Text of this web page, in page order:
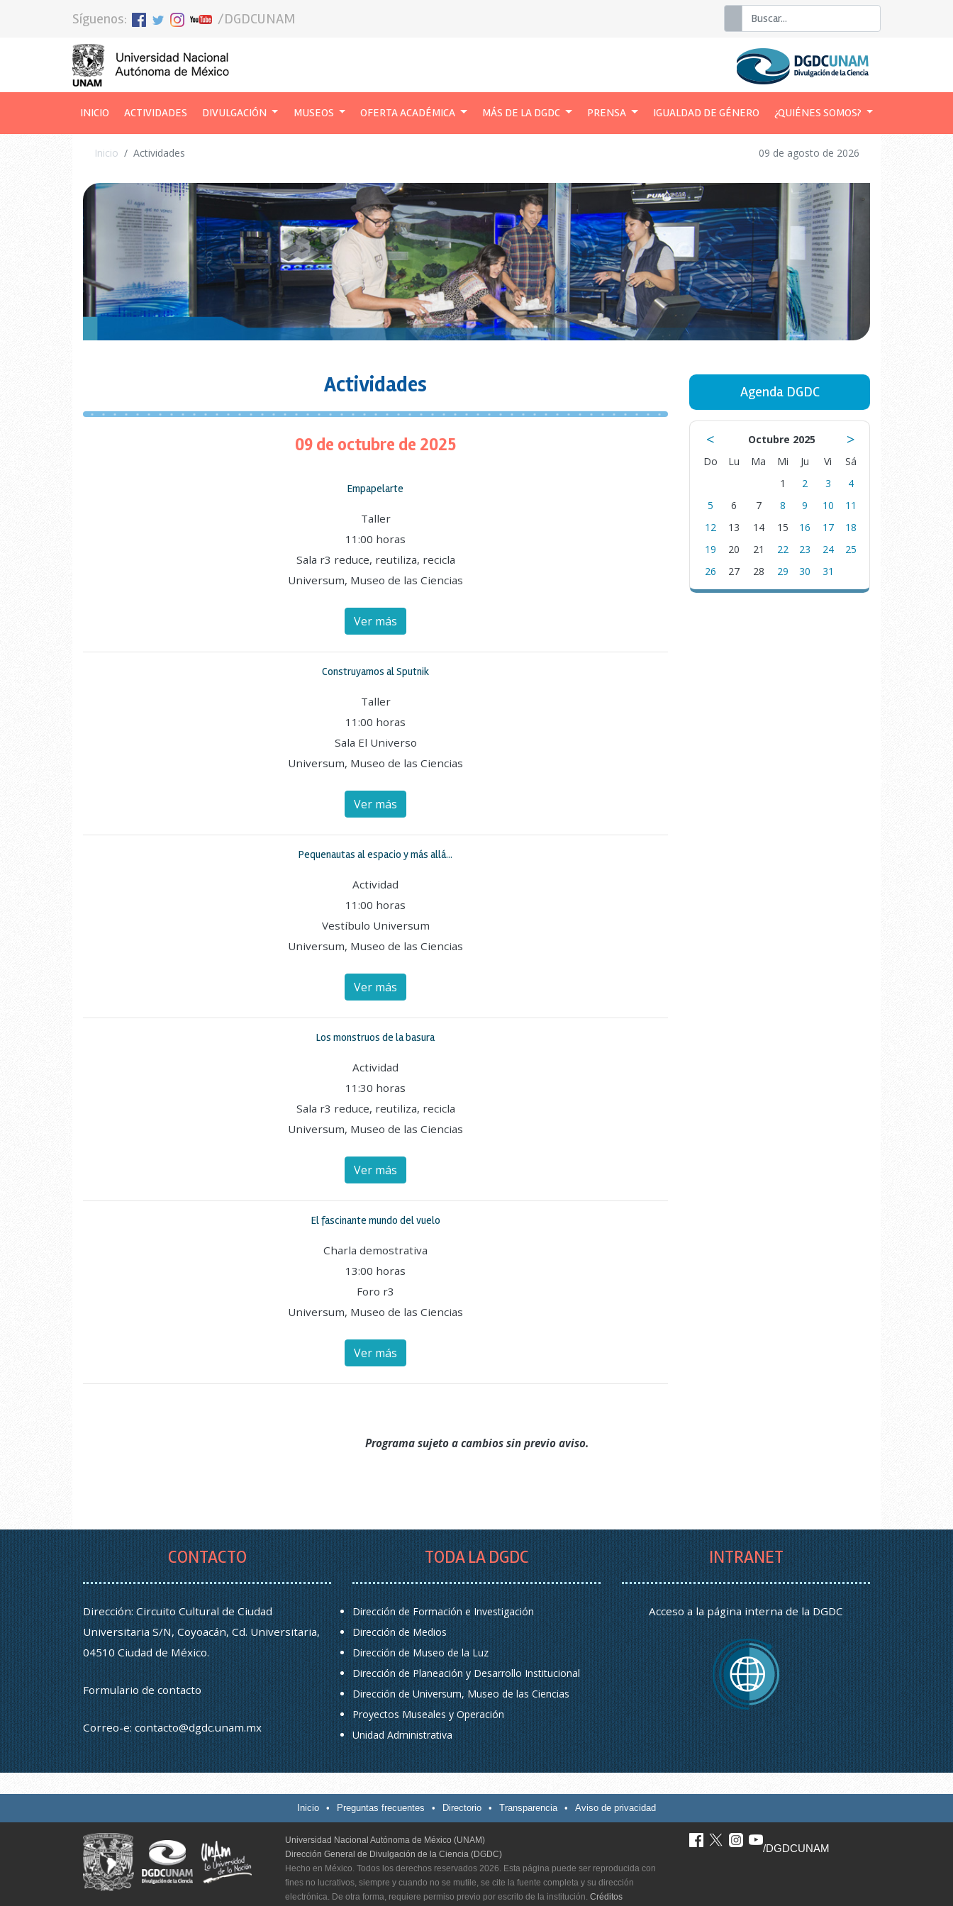
Síguenos: /DGDCUNAM Buscar
INICIO (CURRENT)
ACTIVIDADES DIVULGACIÓN MUSEOS OFERTA ACADÉMICA MÁS DE LA DGDC PRENSA IGUALDAD DE GÉNERO ¿QUIÉNES SOMOS?
Inicio Actividades 09 de agosto de 2026
Actividades
09 de octubre de 2025
Empapelarte
Taller
11:00 horas
Sala r3 reduce, reutiliza, recicla
Universum, Museo de las Ciencias
Ver más
Construyamos al Sputnik
Taller
11:00 horas
Sala El Universo
Universum, Museo de las Ciencias
Ver más
Pequenautas al espacio y más allá...
Actividad
11:00 horas
Vestíbulo Universum
Universum, Museo de las Ciencias
Ver más
Los monstruos de la basura
Actividad
11:30 horas
Sala r3 reduce, reutiliza, recicla
Universum, Museo de las Ciencias
Ver más
El fascinante mundo del vuelo
Charla demostrativa
13:00 horas
Foro r3
Universum, Museo de las Ciencias
Ver más
Agenda DGDC
< Octubre 2025 >
Do Lu Ma Mi Ju Vi
Sá
1
2 3
4
5
6 7 8 9 10
11
12
13 14 15 16 17
18
19
20 21 22 23 24
25
26
27 28 29 30 31
Programa sujeto a cambios sin previo aviso.
CONTACTO
Dirección: Circuito Cultural de Ciudad
Universitaria S/N, Coyoacán, Cd. Universitaria,
04510 Ciudad de México.
Formulario de contacto
Correo-e:contacto@dgdc.unam.mx
TODA LA DGDC
Dirección de Formación e Investigación
Dirección de Medios
Dirección de Museo de la Luz
Dirección de Planeación y Desarrollo Institucional
Dirección de Universum, Museo de las Ciencias
Proyectos Museales y Operación
Unidad Administrativa
INTRANET
Acceso a la página interna de la DGDC
Inicio • Preguntas frecuentes • Directorio • Transparencia • Aviso de privacidad
Universidad Nacional Autónoma de México (UNAM)
Dirección General de Divulgación de la Ciencia (DGDC)
Hecho en México. Todos los derechos reservados 2026. Esta página puede ser reproducida con
fines no lucrativos, siempre y cuando no se mutile, se cite la fuente completa y su dirección
electrónica. De otra forma, requiere permiso previo por escrito de la institución. Créditos
/DGDCUNAM